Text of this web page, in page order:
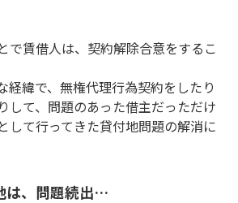
で賃借人は、契約解除合意をするこ
経緯で、無権代理行為契約をしたり
して、問題のあった借主だっただけ
して行ってきた貸付地問題の解消に
は、問題続出…